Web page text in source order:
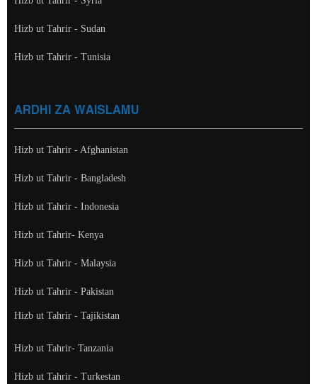
Hizb ut Tahrir - Sudan
Hizb ut Tahrir - Tunisia
ARDHI ZA WAISLAMU
Hizb ut Tahrir - Afghanistan
Hizb ut Tahrir - Bangladesh
Hizb ut Tahrir - Indonesia
Hizb ut Tahrir- Kenya
Hizb ut Tahrir - Malaysia
Hizb ut Tahrir - Pakistan
Hizb ut Tahrir - Tajikistan
Hizb ut Tahrir- Tanzania
Hizb ut Tahrir - Turkestan